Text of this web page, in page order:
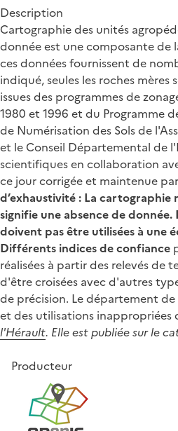
Description
Cartographie des unités
donnée est une composante de
ces données fournissent de
indiqué, seules les roches
issues des programmes de
1980 et 1996 et du Programme
de Numérisation des Sols de
et le Conseil Départemental de
scientifiques en collaboration
ce jour corrigée et maintenue
d’exhaustivité : La cartographie
signifie une absence de donnée.
doivent pas être utilisées à une
Différents indices de confiance
réalisées à partir des relevés de
d'être croisées avec d'autres
de précision. Le département
et des utilisations inappropriées
l'Hérault. Elle est publiée sur le
Producteur